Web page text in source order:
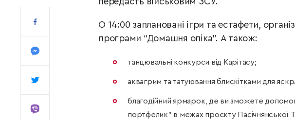
О 14:00 заплановані ігри та естафети,
програми “Домашня опіка”. А також:
танцювальні конкурси від Карітасу;
аквагрим та татуювання блискітками для
благодійний ярмарок, де ви зможете
портфелик” в межах проєкту Пасічнянської